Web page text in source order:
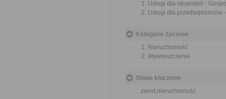
Usługi dla obywateli -
Usługi dla
Kategorie życiowe
Nieruchomość
Wywłaszczenie
Słowa kluczowe
zwrot,nieruchomość